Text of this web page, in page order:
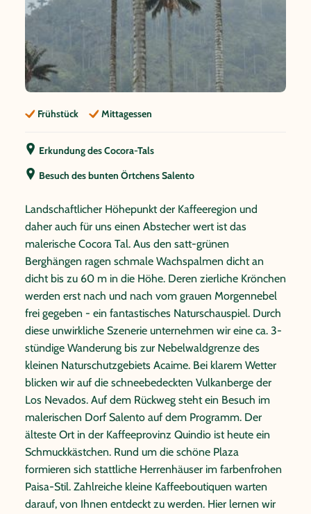
Frühstück Mittagessen
Erkundung des Cocora-Tals
Besuch des bunten Örtchens Salento
Landschaftlicher Höhepunkt der Kaffeeregion und
daher auch für uns einen Abstecher wert ist das
malerische Cocora Tal. Aus den satt-grünen
Berghängen ragen schmale Wachspalmen dicht an
dicht bis zu 60 m in die Höhe. Deren zierliche Krönchen
werden erst nach und nach vom grauen Morgennebel
frei gegeben - ein fantastisches Naturschauspiel. Durch
diese unwirkliche Szenerie unternehmen wir eine ca. 3-
stündige Wanderung bis zur Nebelwaldgrenze des
kleinen Naturschutzgebiets Acaime. Bei klarem Wetter
blicken wir auf die schneebedeckten Vulkanberge der
Los Nevados. Auf dem Rückweg steht ein Besuch im
malerischen Dorf Salento auf dem Programm. Der
älteste Ort in der Kaffeeprovinz Quindio ist heute ein
Schmuckkästchen. Rund um die schöne Plaza
formieren sich stattliche Herrenhäuser im farbenfrohen
Paisa-Stil. Zahlreiche kleine Kaffeeboutiquen warten
darauf, von Ihnen entdeckt zu werden. Hier lernen wir